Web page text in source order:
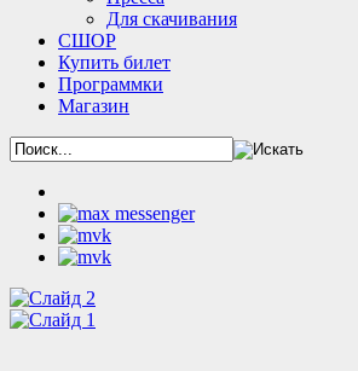
Для скачивания
СШОР
Купить билет
Программки
Магазин